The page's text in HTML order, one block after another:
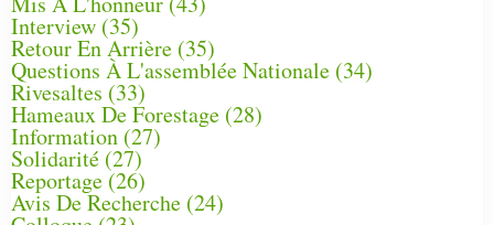
Interview (35)
Retour En Arrière (35)
Questions À L'assemblée Nationale (34)
Rivesaltes (33)
Hameaux De Forestage (28)
Information (27)
Solidarité (27)
Reportage(26)
Avis De Recherche (24)